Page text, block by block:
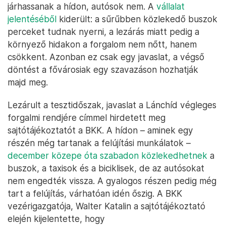
járhassanak a hídon, autósok nem. A vállalat
jelentéséből kiderült: a sűrűbben közlekedő buszok
perceket tudnak nyerni, a lezárás miatt pedig a
környező hidakon a forgalom nem nőtt, hanem
csökkent. Azonban ez csak egy javaslat, a végső
döntést a fővárosiak egy szavazáson hozhatják
majd meg.
Lezárult a tesztidőszak, javaslat a Lánchíd végleges
forgalmi rendjére címmel hirdetett meg
sajtótájékoztatót a BKK. A hídon – aminek egy
részén még tartanak a felújítási munkálatok –
december közepe óta szabadon közlekedhetnek a
buszok, a taxisok és a biciklisek, de az autósokat
nem engedték vissza. A gyalogos részen pedig még
tart a felújítás, várhatóan idén őszig. A BKK
vezérigazgatója, Walter Katalin a sajtótájékoztató
elején kijelentette, hogy